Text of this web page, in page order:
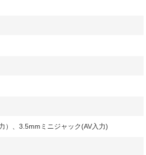
）、3.5mmミニジャック(AV入力)